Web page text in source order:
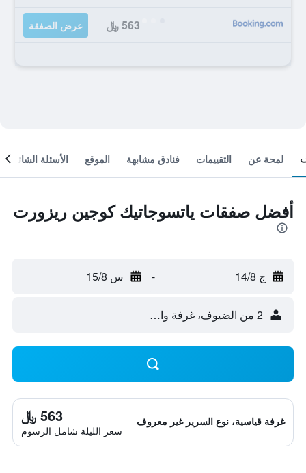
563 ﷼ عرض الصفقة
لمحة عن التقييمات فنادق مشابهة الموقع الأسئلة الشائعة
أفضل صفقات ياتسوجاتيك كوجين ريزورت
ج 14/8 - س 15/8
2 من الضيوف، غرفة واحدة
غرفة قياسية، نوع السرير غير معروف 563 ﷼
سعر الليلة شامل الرسوم